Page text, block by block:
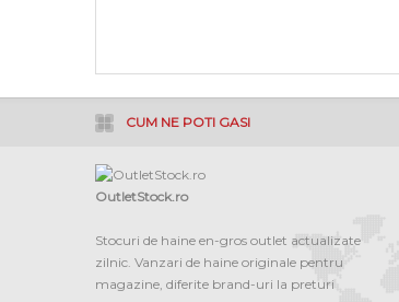
CUM NE POTI GASI
OutletStock.ro
Stocuri de haine en-gros outlet actualizate
zilnic. Vanzari de haine originale pentru
magazine, diferite brand-uri la preturi